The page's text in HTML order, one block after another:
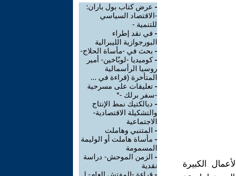
الكبيرة
- عرض كتاب بول باران:
-الاقتصاد السياسي
للتنمية -
- في نقد إطراء
البورجوازية الليبرالية
- بحث في -مأساة الحلاج-
-كوميديا -لوبّاخين- أمير
روسيا الرأسمالية
المتأخرة (قراءة في ...
- تعليقات على مسرحية
-سفر برلك -*
- ديالكتيك نمط الإنتاج
والتشكيلة الاقتصادية-
الاجتماعية
- المتنبي وهاملت
- مأساة هاملت أو الوليمة
المسمومة
- الزمن الموحش- دراسة
نقدية
- قراءة -المفتش العام- ل